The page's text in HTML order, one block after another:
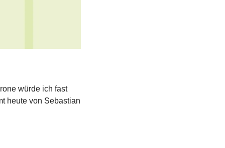
würde ich fast
heute von Sebastian